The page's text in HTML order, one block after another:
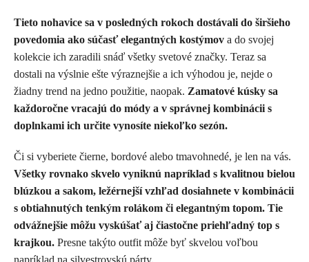
Tieto nohavice sa v posledných rokoch dostávali do širšieho
povedomia ako súčasť elegantných kostýmov a do svojej
kolekcie ich zaradili snáď všetky svetové značky. Teraz sa
dostali na výslnie ešte výraznejšie a ich výhodou je, nejde o
žiadny trend na jedno použitie, naopak. Zamatové kúsky sa
každoročne vracajú do módy a v správnej kombinácii s
doplnkami ich určite vynosíte niekoľko sezón.
Či si vyberiete čierne, bordové alebo tmavohnedé, je len na vás.
Všetky rovnako skvelo vyniknú napríklad s kvalitnou bielou
blúzkou a sakom, ležérnejší vzhľad dosiahnete v kombinácii
s obtiahnutých tenkým rolákom či elegantným topom. Tie
odvážnejšie môžu vyskúšať aj čiastočne priehľadný top s
krajkou. Presne takýto outfit môže byť skvelou voľbou